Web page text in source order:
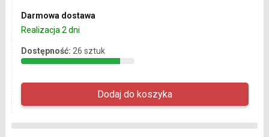
Darmowa dostawa
Realizacja 2 dni
Dostępność: 26 sztuk